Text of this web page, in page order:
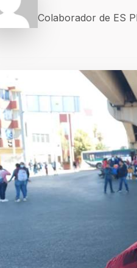
Colaborador de ES